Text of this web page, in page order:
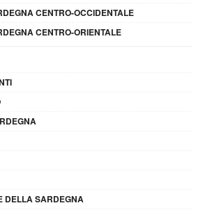
CENTRO-OCCIDENTALE
CENTRO-ORIENTALE
DELLA SARDEGNA